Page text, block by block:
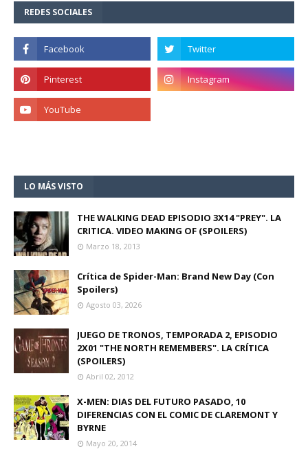
REDES SOCIALES
LO MÁS VISTO
THE WALKING DEAD EPISODIO 3X14 "PREY". LA
CRITICA. VIDEO MAKING OF (SPOILERS)
Marzo 18, 2013
Crítica de Spider-Man: Brand New Day (Con
Spoilers)
Agosto 03, 2026
JUEGO DE TRONOS, TEMPORADA 2, EPISODIO
2X01 "THE NORTH REMEMBERS". LA CRÍTICA
(SPOILERS)
Abril 02, 2012
X-MEN: DIAS DEL FUTURO PASADO, 10
DIFERENCIAS CON EL COMIC DE CLAREMONT Y
BYRNE
Mayo 20, 2014